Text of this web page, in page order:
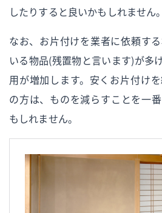
したりすると良いかもしれません。
なお、お片付けを業者に依頼す
いる物品（残置物と言います）が
用が増加します。安くお片付け
の方は、ものを減らすことを一
もしれません。